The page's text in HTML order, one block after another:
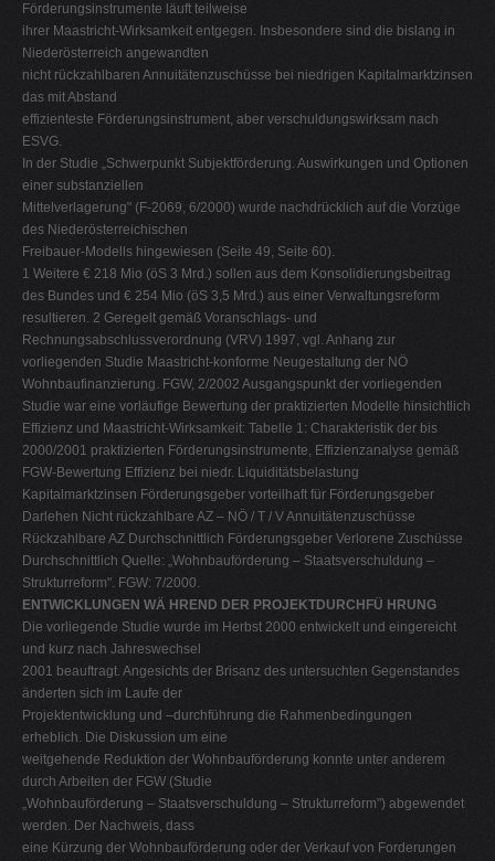
Förderungsinstrumente läuft teilweise
ihrer Maastricht-Wirksamkeit entgegen. Insbesondere sind die bislang in
Niederösterreich angewandten
nicht rückzahlbaren Annuitätenzuschüsse bei niedrigen Kapitalmarktzinsen
das mit Abstand
effizienteste Förderungsinstrument, aber verschuldungswirksam nach
ESVG.
In der Studie „Schwerpunkt Subjektförderung. Auswirkungen und Optionen
einer substanziellen
Mittelverlagerung" (F-2069, 6/2000) wurde nachdrücklich auf die Vorzüge
des Niederösterreichischen
Freibauer-Modells hingewiesen (Seite 49, Seite 60).
1 Weitere € 218 Mio (öS 3 Mrd.) sollen aus dem Konsolidierungsbeitrag
des Bundes und € 254 Mio (öS 3,5 Mrd.) aus einer Verwaltungsreform
resultieren. 2 Geregelt gemäß Voranschlags- und
Rechnungsabschlussverordnung (VRV) 1997, vgl. Anhang zur
vorliegenden Studie Maastricht-konforme Neugestaltung der NÖ
Wohnbaufinanzierung. FGW, 2/2002 Ausgangspunkt der vorliegenden
Studie war eine vorläufige Bewertung der praktizierten Modelle hinsichtlich
Effizienz und Maastricht-Wirksamkeit: Tabelle 1: Charakteristik der bis
2000/2001 praktizierten Förderungsinstrumente, Effizienzanalyse gemäß
FGW-Bewertung Effizienz bei niedr. Liquiditätsbelastung
Kapitalmarktzinsen Förderungsgeber vorteilhaft für Förderungsgeber
Darlehen Nicht rückzahlbare AZ – NÖ / T / V Annuitätenzuschüsse
Rückzahlbare AZ Durchschnittlich Förderungsgeber Verlorene Zuschüsse
Durchschnittlich Quelle: „Wohnbauförderung – Staatsverschuldung –
Strukturreform". FGW: 7/2000.
ENTWICKLUNGEN WÄ HREND DER PROJEKTDURCHFÜ HRUNG
Die vorliegende Studie wurde im Herbst 2000 entwickelt und eingereicht
und kurz nach Jahreswechsel
2001 beauftragt. Angesichts der Brisanz des untersuchten Gegenstandes
änderten sich im Laufe der
Projektentwicklung und –durchführung die Rahmenbedingungen
erheblich. Die Diskussion um eine
weitgehende Reduktion der Wohnbauförderung konnte unter anderem
durch Arbeiten der FGW (Studie
„Wohnbauförderung – Staatsverschuldung – Strukturreform") abgewendet
werden. Der Nachweis, dass
eine Kürzung der Wohnbauförderung oder der Verkauf von Forderungen